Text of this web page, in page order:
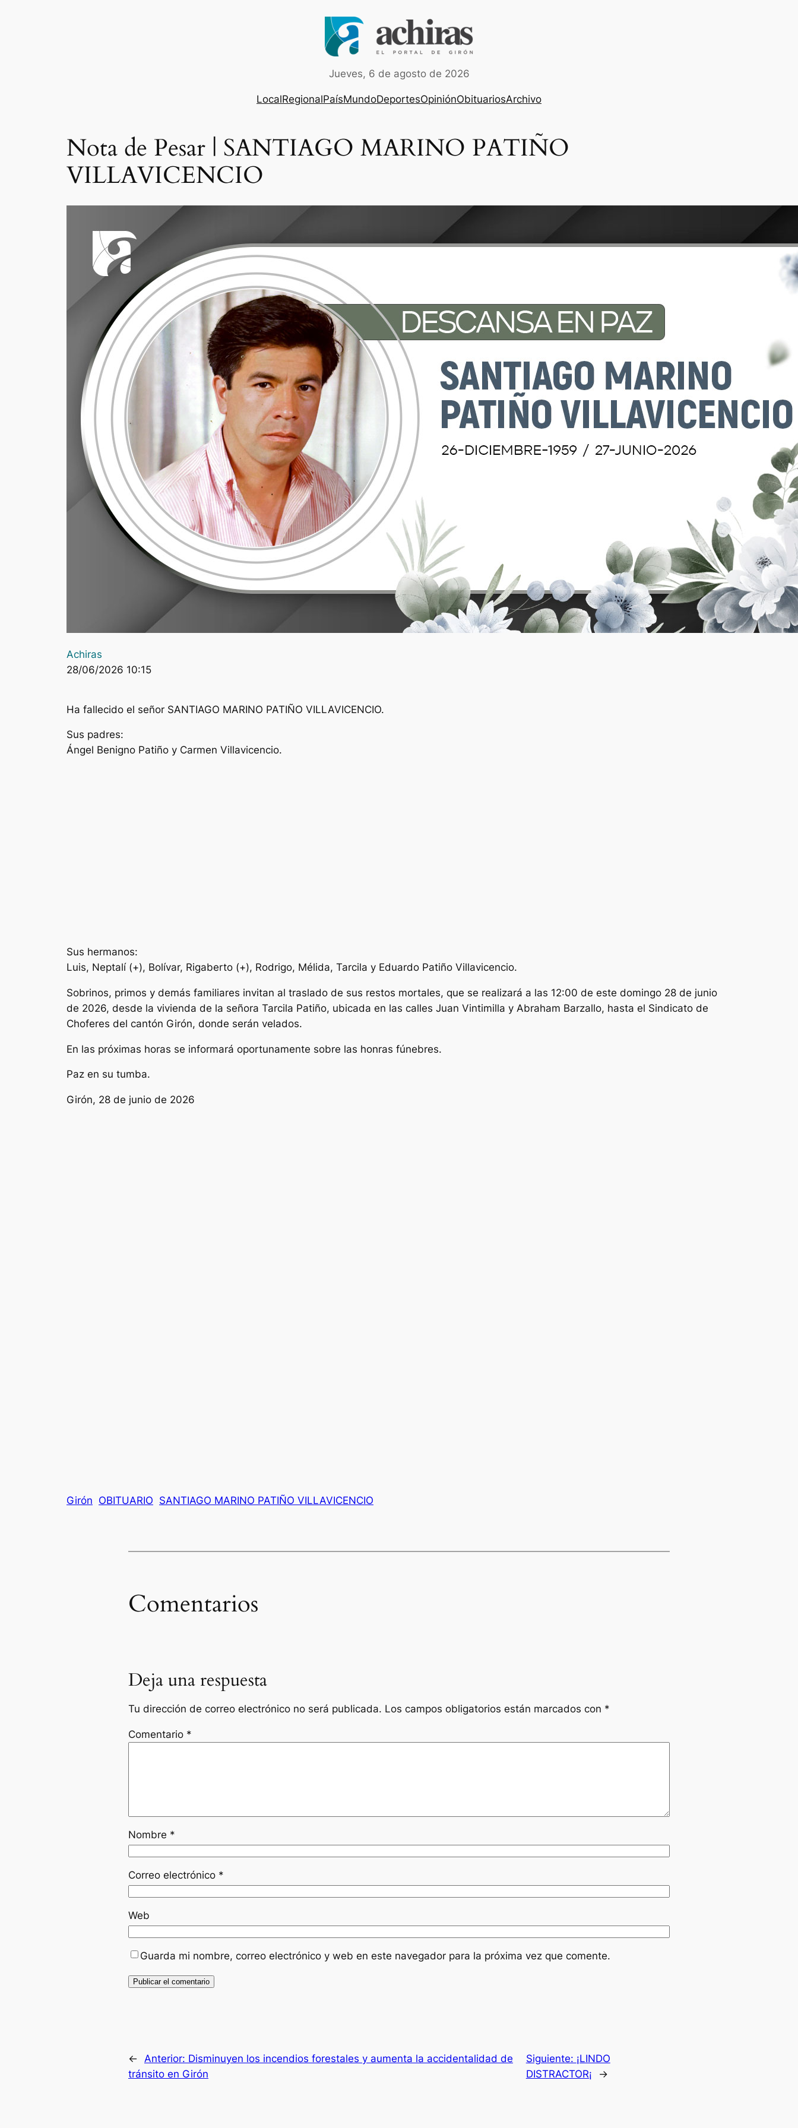
Jueves, 6 de agosto de 2026
LocalRegionalPaísMundoDeportesOpiniónObituariosArchivo
Nota de Pesar | SANTIAGO MARINO PATIÑO
VILLAVICENCIO
Achiras
28/06/2026 10:15
Ha fallecido el señor SANTIAGO MARINO PATIÑO VILLAVICENCIO.
Sus padres:
Ángel Benigno Patiño y Carmen Villavicencio.
Sus hermanos:
Luis, Neptalí (+), Bolívar, Rigaberto (+), Rodrigo, Mélida, Tarcila y Eduardo Patiño Villavicencio.
Sobrinos, primos y demás familiares invitan al traslado de sus restos mortales, que se realizará a las 12:00 de este domingo 28 de junio
de 2026, desde la vivienda de la señora Tarcila Patiño, ubicada en las calles Juan Vintimilla y Abraham Barzallo, hasta el Sindicato de
Choferes del cantón Girón, donde serán velados.
En las próximas horas se informará oportunamente sobre las honras fúnebres.
Paz en su tumba.
Girón, 28 de junio de 2026
Girón OBITUARIO SANTIAGO MARINO PATIÑO VILLAVICENCIO
Comentarios
Deja una respuesta
Tu dirección de correo electrónico no será publicada. Los campos obligatorios están marcados con *
Comentario *
Nombre *
Correo electrónico *
Web
Guarda mi nombre, correo electrónico y web en este navegador para la próxima vez que comente.
← Anterior: Disminuyen los incendios forestales y aumenta la accidentalidad de
tránsito en Girón
Siguiente: ¡LINDO
DISTRACTOR¡
→